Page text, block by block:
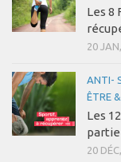
Les 8
20
ANTI-
ÊTRE
Les
partie
20